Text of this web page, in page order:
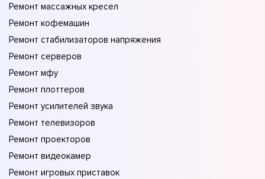
Ремонт массажных кресел
Ремонт кофемашин
Ремонт стабилизаторов напряжения
Ремонт серверов
Ремонт мфу
Ремонт плоттеров
Ремонт усилителей звука
Ремонт телевизоров
Ремонт проекторов
Ремонт видеокамер
Ремонт игровых приставок